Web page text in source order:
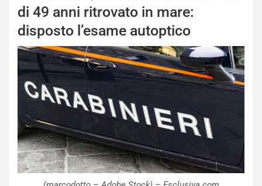
di 49 anni ritrovato in mare:
disposto l’esame autoptico